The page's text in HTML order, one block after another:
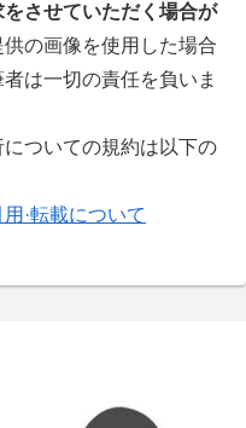
させていただく場合が
の画像を使用した場合
は一切の責任を負いま
ついての規約は以下の
·転載について